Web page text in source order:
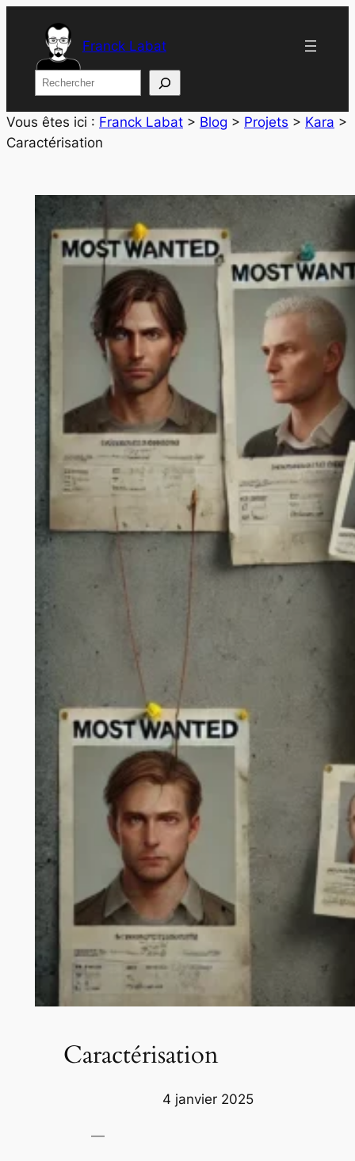
contenu
Franck Labat
Rechercher
Vous êtes ici : Franck Labat > Blog > Projets > Kara >
Caractérisation
Caractérisation
4 janvier 2025
—